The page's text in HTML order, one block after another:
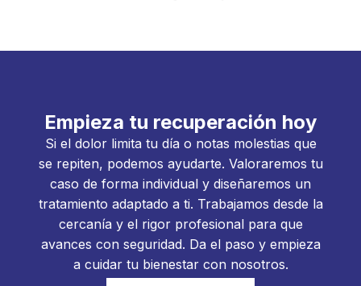
Empieza tu recuperación hoy
Si el dolor limita tu día o notas molestias que
se repiten, podemos ayudarte. Valoraremos tu
caso de forma individual y diseñaremos un
tratamiento adaptado a ti. Trabajamos desde la
cercanía y el rigor profesional para que
avances con seguridad. Da el paso y empieza
a cuidar tu bienestar con nosotros.